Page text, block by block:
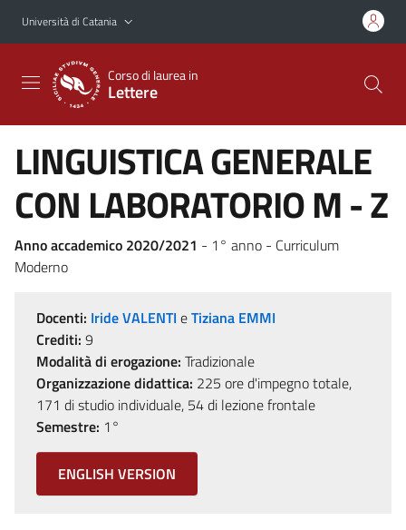
Vai al contenuto principale
Vai al menu di navigazione
Università di Catania
Corso di laurea in
Lettere
LINGUISTICA GENERALE
CON LABORATORIO M - Z
Anno accademico 2020/2021 - 1° anno - Curriculum
Moderno
Docenti: Iride VALENTI eTiziana EMMI
Crediti: 9
Modalità di erogazione: Tradizionale
Organizzazione didattica: 225 ore d'impegno totale,
171 di studio individuale, 54 di lezione frontale
Semestre: 1°
ENGLISH VERSION